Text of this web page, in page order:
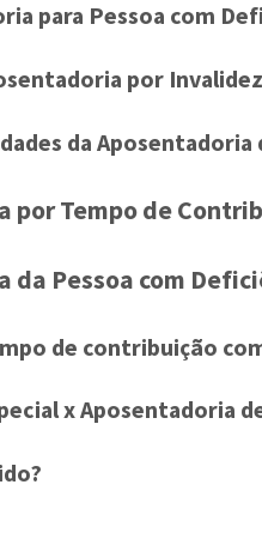
para Pessoa com
por
da
por Tempo de
da Pessoa com
de contribuição
x Aposentadoria